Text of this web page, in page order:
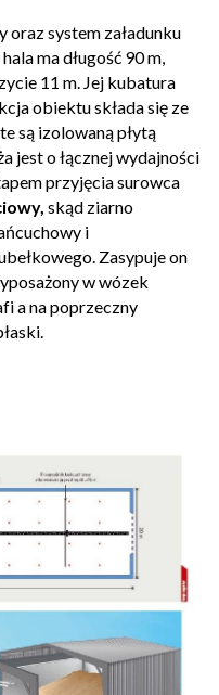
oraz system załadunku
ma długość 90 m,
11 m. Jej kubatura
obiektu składa się ze
są izolowaną płytą
jest o łącznej wydajności
przyjęcia surowca
skąd ziarno
i
Zasypuje on
w wózek
a na poprzeczny